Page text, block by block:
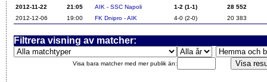
2012-11-22
21:05 AIK - SSC Napoli 1-2 (1-1)
28 552
2012-12-06
19:00 FK Dnipro - AIK 4-0 (2-0) 20 383
Filtrera visning av matcher:
Visa bara matcher med mer publik än: